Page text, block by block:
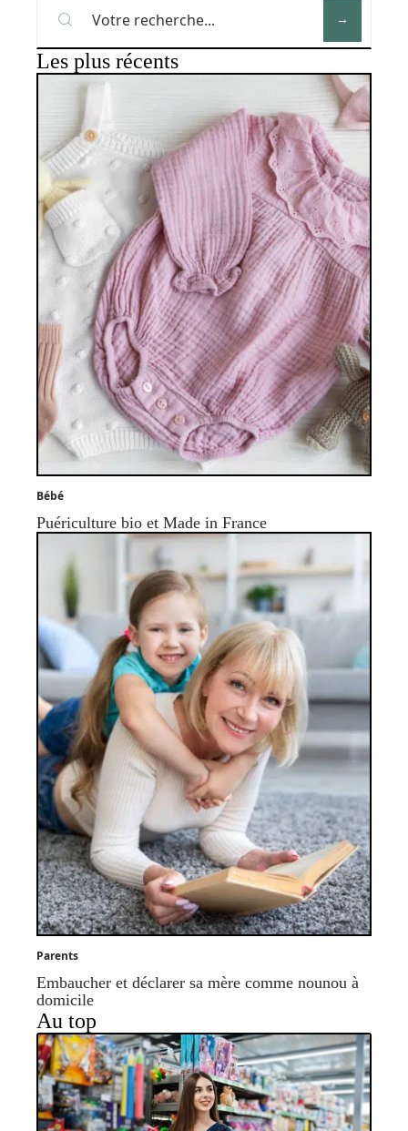
Les plus récents
Bébé
Puériculture bio et Made in France
Parents
Embaucher et déclarer sa mère comme nounou à
domicile
Au top